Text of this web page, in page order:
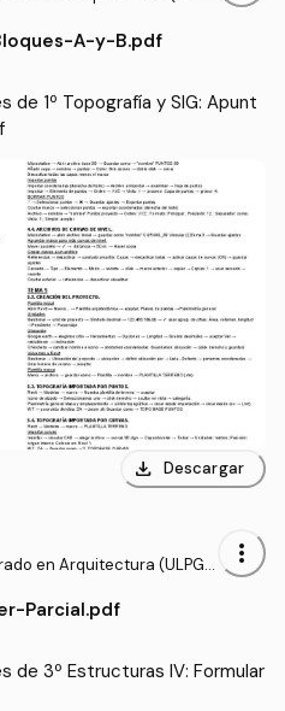
A-y-B.pdf
de 1º Topografía y SIG: Apunt
download Descargar
en Arquitectura (ULPG
more_vert
Parcial.pdf
de 3º Estructuras IV: Formular